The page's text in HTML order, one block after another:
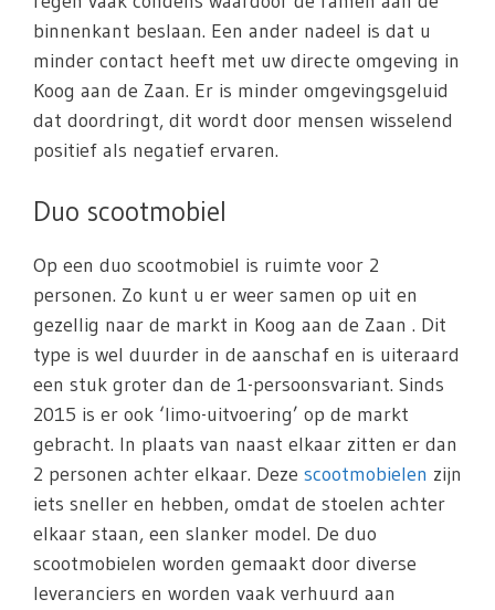
binnenkant beslaan. Een ander nadeel is dat u
minder contact heeft met uw directe omgeving in
Koog aan de Zaan. Er is minder omgevingsgeluid
dat doordringt, dit wordt door mensen wisselend
positief als negatief ervaren.
Duo scootmobiel
Op een duo scootmobiel is ruimte voor 2
personen. Zo kunt u er weer samen op uit en
gezellig naar de markt in Koog aan de Zaan . Dit
type is wel duurder in de aanschaf en is uiteraard
een stuk groter dan de 1-persoonsvariant. Sinds
2015 is er ook ‘limo-uitvoering’ op de markt
gebracht. In plaats van naast elkaar zitten er dan
2 personen achter elkaar. Deze scootmobielen zijn
iets sneller en hebben, omdat de stoelen achter
elkaar staan, een slanker model. De duo
scootmobielen worden gemaakt door diverse
leveranciers en worden vaak verhuurd aan